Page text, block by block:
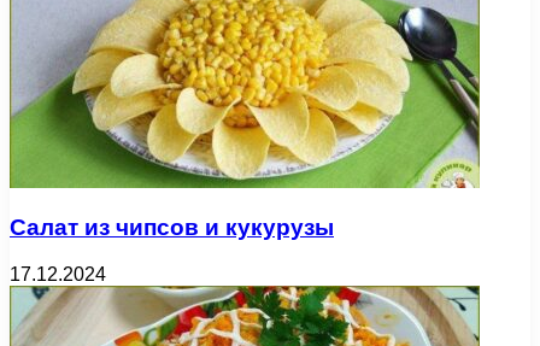
Салат из чипсов и кукурузы
17.12.2024